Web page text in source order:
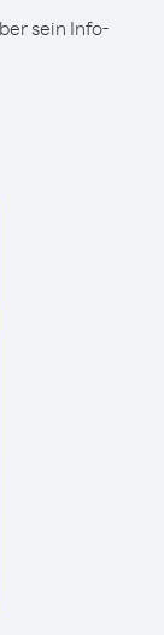
sein Info-